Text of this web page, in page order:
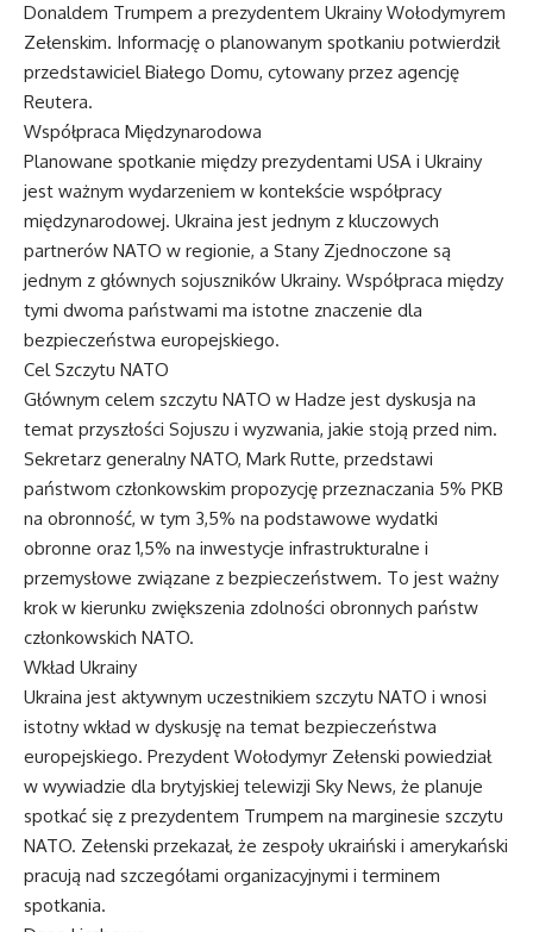
Donaldem Trumpem a prezydentem Ukrainy Wołodymyrem
Zełenskim. Informację o planowanym spotkaniu potwierdził
przedstawiciel Białego Domu, cytowany przez agencję
Reutera.
Współpraca Międzynarodowa
Planowane spotkanie między prezydentami USA i Ukrainy
jest ważnym wydarzeniem w kontekście współpracy
międzynarodowej. Ukraina jest jednym z kluczowych
partnerów NATO w regionie, a Stany Zjednoczone są
jednym z głównych sojuszników Ukrainy. Współpraca między
tymi dwoma państwami ma istotne znaczenie dla
bezpieczeństwa europejskiego.
Cel Szczytu NATO
Głównym celem szczytu NATO w Hadze jest dyskusja na
temat przyszłości Sojuszu i wyzwania, jakie stoją przed nim.
Sekretarz generalny NATO, Mark Rutte, przedstawi
państwom członkowskim propozycję przeznaczania 5% PKB
na obronność, w tym 3,5% na podstawowe wydatki
obronne oraz 1,5% na inwestycje infrastrukturalne i
przemysłowe związane z bezpieczeństwem. To jest ważny
krok w kierunku zwiększenia zdolności obronnych państw
członkowskich NATO.
Wkład Ukrainy
Ukraina jest aktywnym uczestnikiem szczytu NATO i wnosi
istotny wkład w dyskusję na temat bezpieczeństwa
europejskiego. Prezydent Wołodymyr Zełenski powiedział
w wywiadzie dla brytyjskiej telewizji Sky News, że planuje
spotkać się z prezydentem Trumpem na marginesie szczytu
NATO. Zełenski przekazał, że zespoły ukraiński i amerykański
pracują nad szczegółami organizacyjnymi i terminem
spotkania.